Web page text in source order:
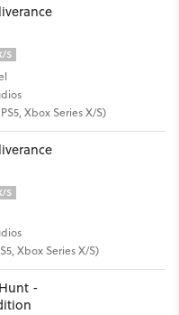
S
Xbox Series X/S)
S
Xbox Series X/S)
-